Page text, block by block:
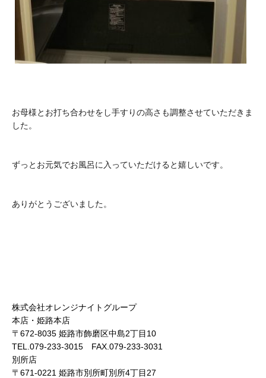
お母様とお打ち合わせをし手すりの高さも調整させていただきま
した。
ずっとお元気でお風呂に入っていただけると嬉しいです。
ありがとうございました。
株式会社オレンジナイトグループ
本店・姫路本店
〒672-8035 姫路市飾磨区中島2丁目10
TEL.079-233-3015 FAX.079-233-3031
別所店
〒671-0221 姫路市別所町別所4丁目27